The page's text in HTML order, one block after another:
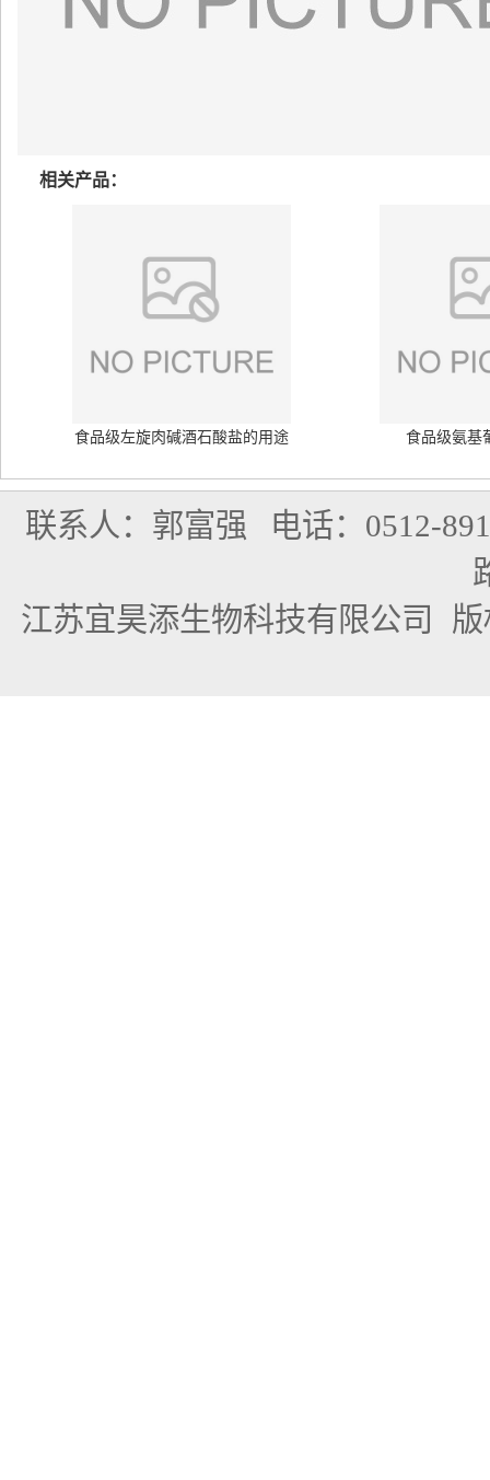
相关产品：
食品级左旋肉碱酒石酸盐的用途 食品级氨基
联系人：郭富强 电话：0512-
江苏宜昊添生物科技有限公司